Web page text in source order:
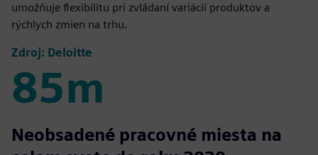
umožňuje flexibilitu pri zvládaní variácií produktov a
rýchlych zmien na trhu.
Zdroj: Deloitte
85m
85m
Neobsadené pracovné miesta na